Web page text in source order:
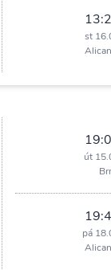
st
út
pá